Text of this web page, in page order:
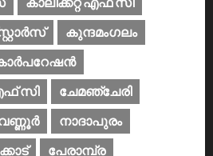
കുന്ദമംഗലം
സി
ചേമഞ്ചേരി
നാദാപുരം
പേരാമ്പ്ര